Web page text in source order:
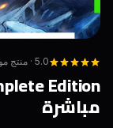
5.0 · منتج موثوق
مباشرة